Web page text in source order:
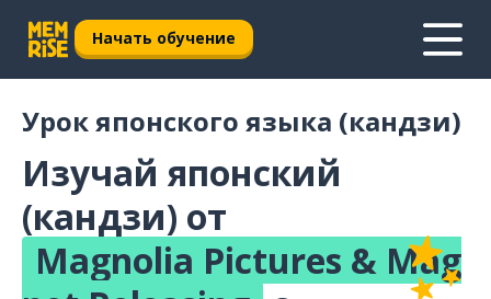
Начать обучение
Урок японского языка (кандзи)
Изучай японский
(кандзи) от
Magnolia Pictures & Mag